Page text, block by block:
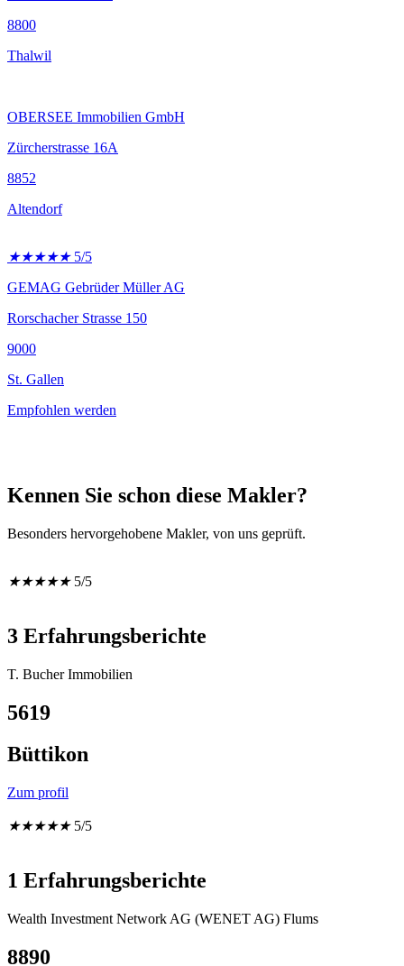
8800
Thalwil
OBERSEE Immobilien GmbH
Zürcherstrasse 16A
8852
Altendorf
★★★★★ 5/5
GEMAG Gebrüder Müller AG
Rorschacher Strasse 150
9000
St. Gallen
Empfohlen werden
Kennen Sie schon diese Makler?
Besonders hervorgehobene Makler, von uns geprüft.
★★★★★ 5/5
3 Erfahrungsberichte
T. Bucher Immobilien
5619
Büttikon
Zum profil
★★★★★ 5/5
1 Erfahrungsberichte
Wealth Investment Network AG (WENET AG) Flums
8890